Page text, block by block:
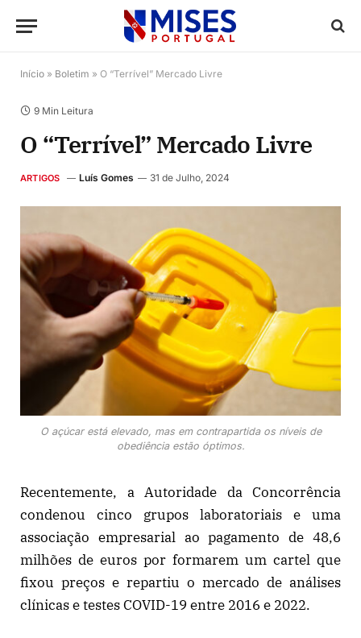
Início » Boletim » O “Terrível” Mercado Livre
9 Min Leitura
O “Terrível” Mercado Livre
ARTIGOS Luís Gomes 31 de Julho, 2024
O açúcar está elevado, mas em contrapartida os níveis de
obediência estão óptimos.
Recentemente, a Autoridade da Concorrência
condenou cinco grupos laboratoriais e uma
associação empresarial ao pagamento de 48,6
milhões de euros por formarem um cartel que
fixou preços e repartiu o mercado de análises
clínicas e testes COVID-19 entre 2016 e 2022.